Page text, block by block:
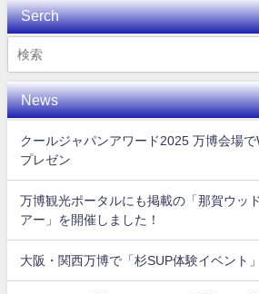
Serch
News
クールジャパンアワード2025 万博会場
プレゼン
万博観光ポータルにも掲載の「那賀ウッ
アー」を開催しました！
大阪・関西万博で「杉SUP体験イベント